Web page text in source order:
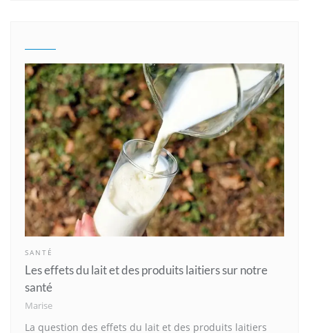
SANTÉ
Les effets du lait et des produits laitiers sur notre
santé
Marise
La question des effets du lait et des produits laitiers